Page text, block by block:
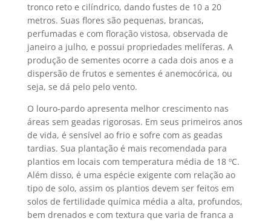
tronco reto e cilíndrico, dando fustes de 10 a 20
metros. Suas flores são pequenas, brancas,
perfumadas e com floração vistosa, observada de
janeiro a julho, e possui propriedades melíferas. A
produção de sementes ocorre a cada dois anos e a
dispersão de frutos e sementes é anemocórica, ou
seja, se dá pelo pelo vento.
O louro-pardo apresenta melhor crescimento nas
áreas sem geadas rigorosas. Em seus primeiros anos
de vida, é sensível ao frio e sofre com as geadas
tardias. Sua plantação é mais recomendada para
plantios em locais com temperatura média de 18 ºC.
Além disso, é uma espécie exigente com relação ao
tipo de solo, assim os plantios devem ser feitos em
solos de fertilidade química média a alta, profundos,
bem drenados e com textura que varia de franca a